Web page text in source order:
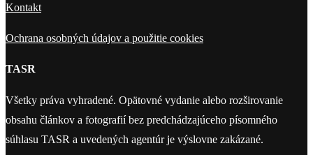
Kontakt
Ochrana osobných údajov a použitie cookies
TASR
Všetky práva vyhradené. Opätovné vydanie alebo rozširovanie
obsahu článkov a fotografií bez predchádzajúceho písomného
súhlasu TASR a uvedených agentúr je výslovne zakázané.